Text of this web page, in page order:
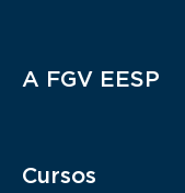
Rodapé
A FGV EESP
Cursos